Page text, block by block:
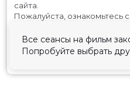
Все сеансы на фильм
Попробуйте выбрать
сайта.
Пожалуйста, ознакомьтесь